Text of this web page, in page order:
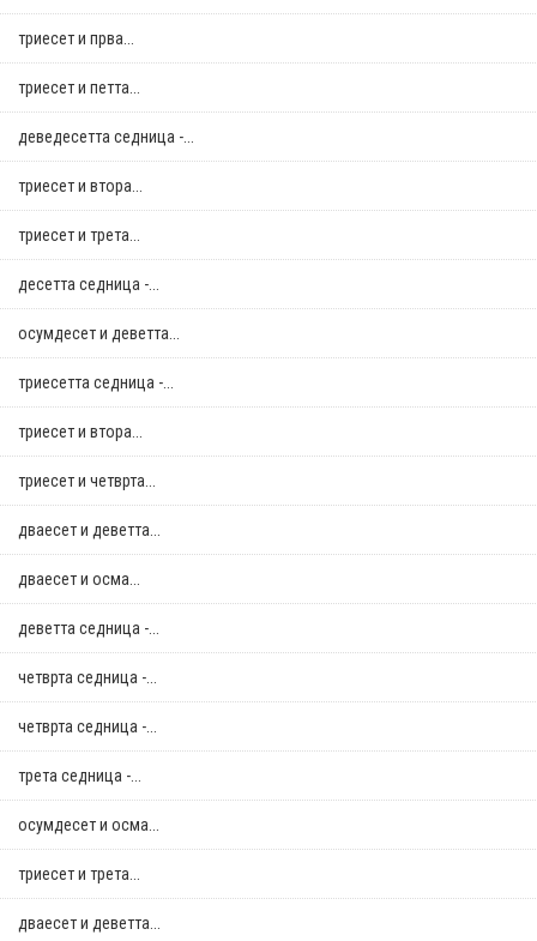
триесет и прва...
триесет и петта...
деведесетта седница -...
триесет и втора...
триесет и трета...
десетта седница -...
осумдесет и деветта...
триесетта седница -...
триесет и втора...
триесет и четврта...
дваесет и деветта...
дваесет и осма...
деветта седница -...
четврта седница -...
четврта седница -...
трета седница -...
осумдесет и осма...
триесет и трета...
дваесет и деветта...